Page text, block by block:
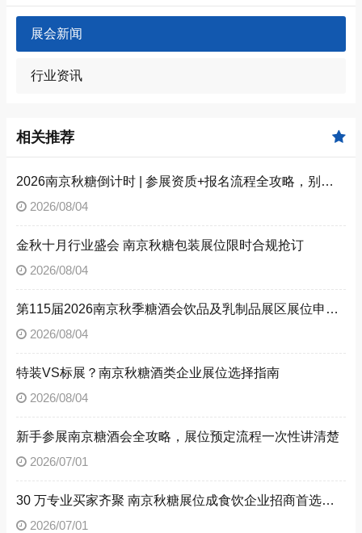
展会新闻
行业资讯
相关推荐
2026南京秋糖倒计时 | 参展资质+报名流程全攻略，别因手续不全错失良机（附材料清单）
2026/08/04
金秋十月行业盛会 南京秋糖包装展位限时合规抢订
2026/08/04
第115届2026南京秋季糖酒会饮品及乳制品展区展位申请技巧
2026/08/04
特装VS标展？南京秋糖酒类企业展位选择指南
2026/08/04
新手参展南京糖酒会全攻略，展位预定流程一次性讲清楚
2026/07/01
30 万专业买家齐聚 南京秋糖展位成食饮企业招商首选阵地
2026/07/01